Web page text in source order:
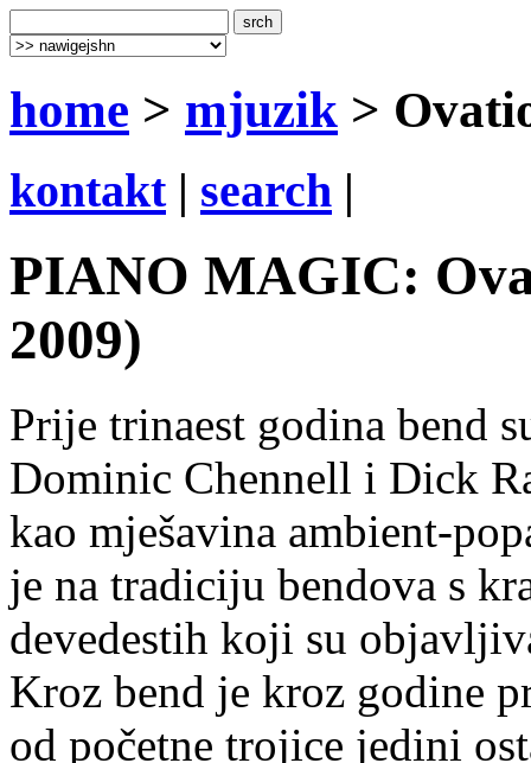
home > mjuzik >
kontakt| search |
PIANO MAGIC:
2009)
Prije trinaest godina bend
Dominic Chennell i Dick
kao mješavina ambient-
je na tradiciju bendova s
devedestih koji su
Kroz bend je kroz godine
od početne trojice jedini